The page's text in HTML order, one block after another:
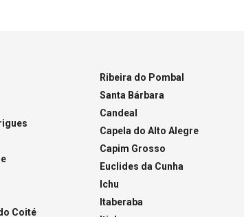
Coité
Ribeira do Pombal
Santa Bárbara
Candeal
Capela do Alto Alegre
Capim Grosso
Euclides da Cunha
Ichu
Itaberaba